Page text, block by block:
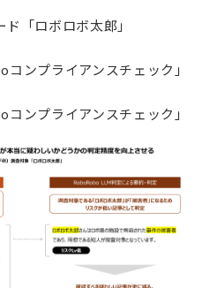
「ロボロボ太郎」
ンプライアンスチェック」
ンプライアンスチェック」